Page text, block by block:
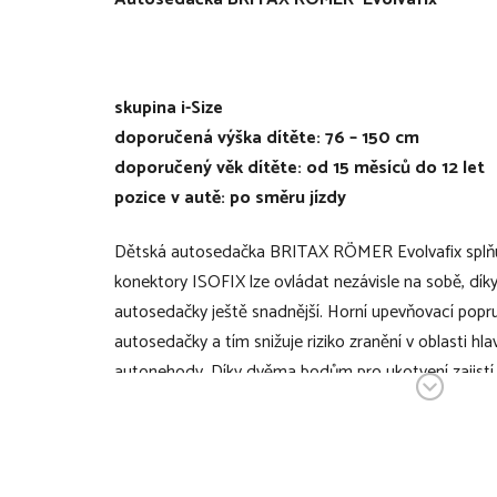
skupina i-Size
doporučená výška dítěte: 76 – 150 cm
doporučený věk dítěte: od 15 měsíců do 12 let
pozice v autě: po směru jízdy
Dětská autosedačka BRITAX RÖMER Evolvafix
konektory ISOFIX lze ovládat nezávisle na sobě,
autosedačky ještě snadnější. Horní upevňovací
autosedačky a tím snižuje riziko zranění v oblasti
autonehody. Díky dvěma bodům pro ukotvení
a bezpečí pro vaše dítě než autosedačky se